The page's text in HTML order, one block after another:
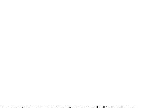
para todo lo que requerí